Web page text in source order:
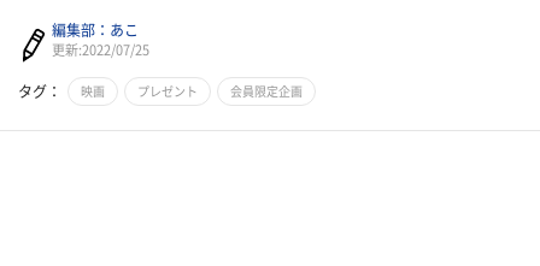
編集部：あこ
更新:2022/07/25
タグ： 映画 プレゼント 会員限定企画